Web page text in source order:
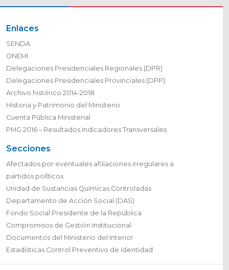
Enlaces
SENDA
ONEMI
Delegaciones Presidenciales Regionales (DPR)
Delegaciones Presidenciales Provinciales (DPP)
Archivo histórico 2014-2018
Historia y Patrimonio del Ministerio
Cuenta Pública Ministerial
PMG 2016 – Resultados Indicadores Transversales
Secciones
Afectados por eventuales afiliaciones irregulares a
partidos políticos
Unidad de Sustancias Químicas Controladas
Departamento de Acción Social (DAS)
Fondo Social Presidente de la República
Compromisos de Gestión Institucional
Documentos del Ministerio del Interior
Estadísticas Control Preventivo de Identidad